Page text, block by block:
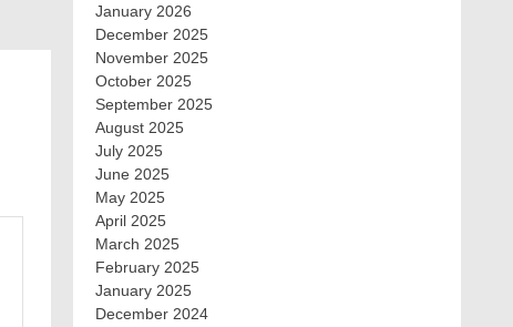
January 2026
December 2025
November 2025
October 2025
September 2025
August 2025
July 2025
June 2025
May 2025
April 2025
March 2025
February 2025
January 2025
December 2024